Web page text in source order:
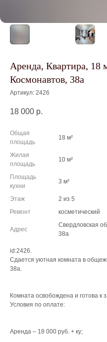
Аренда, Квартира, 18
Космонавтов, 38а
Артикул: 2426
18 000 р.
Общая
площадь
18 м²
Жилая
площадь
10 м²
Площадь
кухни
3 м²
Этаж
2 из 5
Ремонт
косметический
Адрес
Свердловская
38а
id:2426.
Сдается уютная комната в
38а.
Комната освобождена и готова к
Условия по оплате:
Аренда – 18 000 руб. + ку;